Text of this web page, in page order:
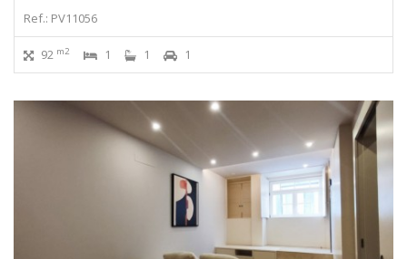
Ref.: PV11056
92 m2 1 1 1